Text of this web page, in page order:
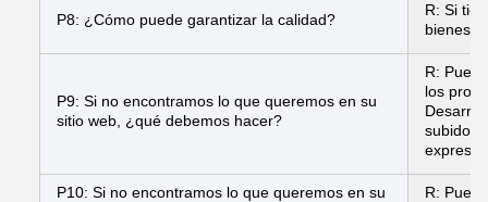
P8: ¿Cómo puede garantizar la calidad?
R: Si
bienes
P9: Si no encontramos lo que queremos en su
sitio web, ¿qué debemos hacer?
R:
los
subidos
P10: Si no encontramos lo que queremos en su
R: